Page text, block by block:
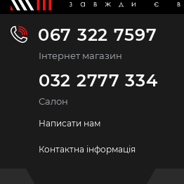
067 322 7597
Інтернет магазин
032 2777 334
Салон
Написати нам
Контактна інформація